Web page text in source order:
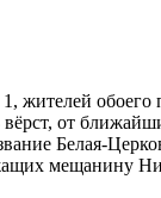
жителей
от
Белая-
мещанину